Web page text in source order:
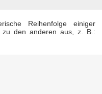
Reihenfolge einiger
zu den anderen aus, z. B.: